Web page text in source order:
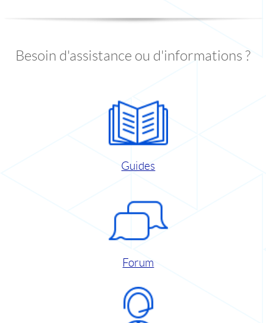
Besoin d'assistance ou d'informations ?
Guides
Forum